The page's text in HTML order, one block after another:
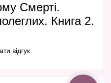
Смерті.
Книга 2.
відгук